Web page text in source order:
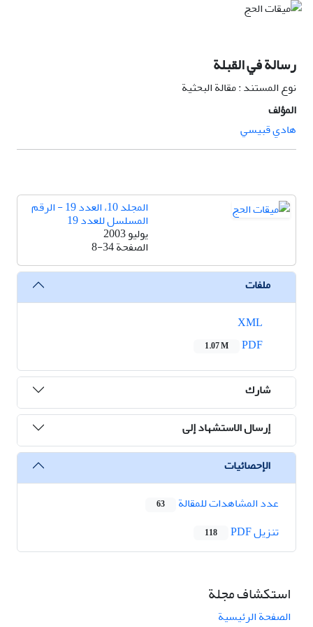
رسالة في القبلة
نوع المستند : مقالة البحثية
المؤلف
هادي قبيسي
المجلد 10، العدد 19 - الرقم
المسلسل للعدد 19
يوليو 2003
الصفحة8-34
ملفات
1.07 M
شارك
إرسال الاستشهاد إلى
الإحصائيات
عدد المشاهدات للمقالة
63
تنزیل PDF 118
استكشاف مجلة
الصفحة الرئيسية